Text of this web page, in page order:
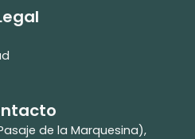
de la Marquesina),